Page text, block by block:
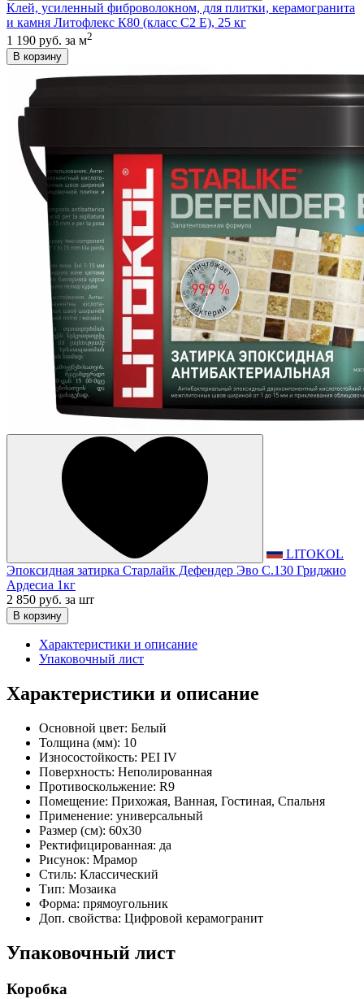
Клей, усиленный фиброволокном, для плитки, керамогранита
и камня Литофлекс К80 (класс С2 E), 25 кг
1 190 руб. за м2
В корзину
LITOKOL
Эпоксидная затирка Старлайк Дефендер Эво С.130 Гриджио
Ардесиа 1кг
2 850 руб. за шт
В корзину
Характеристики и описание
Упаковочный лист
Характеристики и описание
Основной цвет: Белый
Толщина (мм): 10
Износостойкость: PEI IV
Поверхность: Неполированная
Противоскольжение: R9
Помещение: Прихожая, Ванная, Гостиная, Спальня
Применение: универсальный
Размер (см): 60x30
Ректифицированная: да
Рисунок: Мрамор
Стиль: Классический
Тип: Мозаика
Форма: прямоугольник
Доп. свойства: Цифровой керамогранит
Упаковочный лист
Коробка